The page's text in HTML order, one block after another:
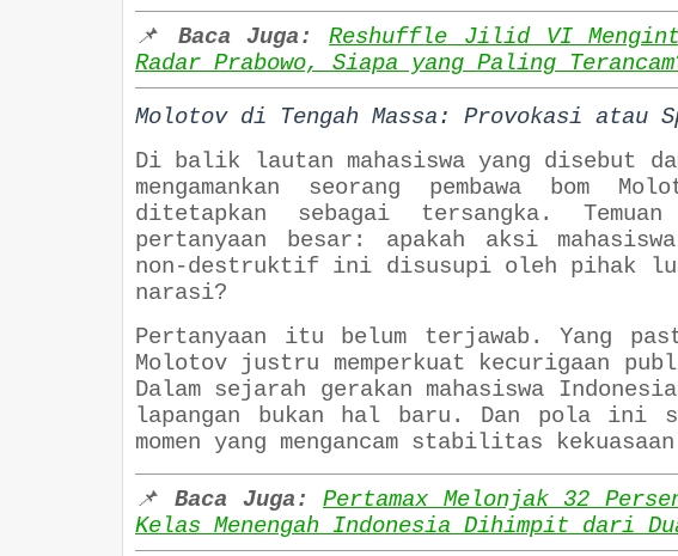
📌 Baca Juga:
Reshuffle Jilid VI
Radar Prabowo, Siapa yang Paling
Molotov di Tengah Massa: Provokasi atau
Di balik lautan mahasiswa yang disebut
mengamankan seorang pembawa bom
ditetapkan sebagai tersangka.
pertanyaan besar: apakah aksi
non-destruktif ini disusupi oleh pihak
narasi?
Pertanyaan itu belum terjawab. Yang
Molotov justru memperkuat kecurigaan
Dalam sejarah gerakan mahasiswa
lapangan bukan hal baru. Dan pola ini
momen yang mengancam stabilitas
📌 Baca Juga:
Pertamax Melonjak 32
Kelas Menengah Indonesia Dihimpit dari